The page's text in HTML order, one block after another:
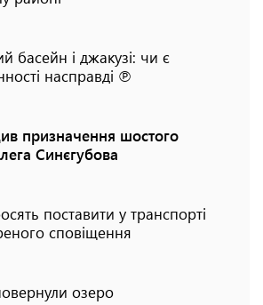
басейн і джакузі: чи є
насправді ℗
призначення шостого
Синєгубова
поставити у транспорті
сповіщення
озеро